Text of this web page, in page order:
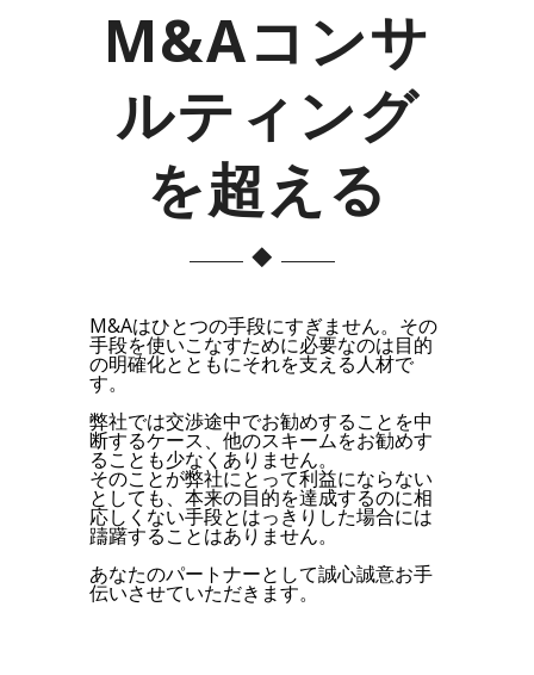
M&Aコンサ
ルティング
を超える
M&Aはひとつの手段にすぎません。その
手段を使いこなすために必要なのは目的
の明確化とともにそれを支える人材で
す。
弊社では交渉途中でお勧めすることを中
断するケース、他のスキームをお勧めす
ることも少なくありません。
そのことが弊社にとって利益にならない
としても、本来の目的を達成するのに相
応しくない手段とはっきりした場合には
躊躇することはありません。
あなたのパートナーとして誠心誠意お手
伝いさせていただきます。